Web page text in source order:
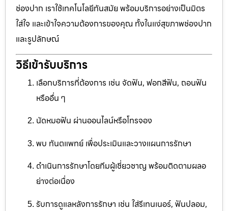
ช่องปาก เราใช้เทคโนโลยีทันสมัย พร้อมบริการอย่างเป็นมิตร
ใส่ใจ และเข้าใจความต้องการของคุณ ทั้งในแง่สุขภาพช่องปาก
และรูปลักษณ์
วิธีเข้ารับบริการ
เลือกบริการที่ต้องการ เช่น จัดฟัน, ฟอกสีฟัน, ถอนฟัน
หรืออื่น ๆ
นัดหมอฟัน ผ่านออนไลน์หรือโทรจอง
พบ ทันตแพทย์ เพื่อประเมินและวางแผนการรักษา
ดำเนินการรักษาโดยทีมผู้เชี่ยวชาญ พร้อมติดตามผลอ
ย่างต่อเนื่อง
รับการดูแลหลังการรักษา เช่น ใส่รีเทนเนอร์, ฟันปลอม,